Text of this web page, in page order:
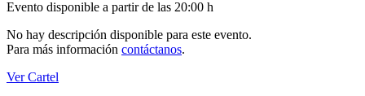
Evento disponible a partir de las 20:00 h
No hay descripción disponible para este evento.
Para más información contáctanos.
Ver Cartel